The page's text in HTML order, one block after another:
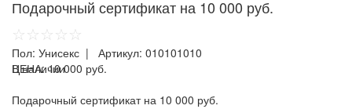
Подарочный сертификат на 10 000 руб.
☆☆☆☆☆
Пол: Унисекс | Артикул: 010101010
ЦЕНА:10 000 руб.
В наличии
Подарочный сертификат на 10 000 руб.